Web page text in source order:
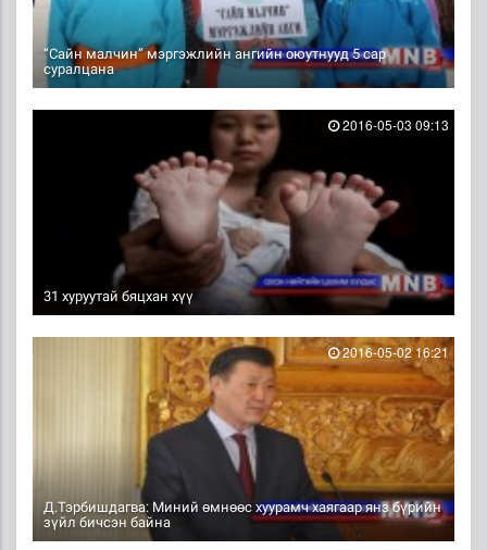
“Сайн малчин” мэргэжлийн ангийн оюутнууд 5 сар
суралцана
31 хуруутай бяцхан хүү
2016-05-03 09:13
Д.Тэрбишдагва: Миний өмнөөс хуурамч хаягаар янз бүрийн
зүйл бичсэн байна
2016-05-02 16:21